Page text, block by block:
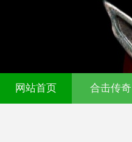
网站首页 合击传奇